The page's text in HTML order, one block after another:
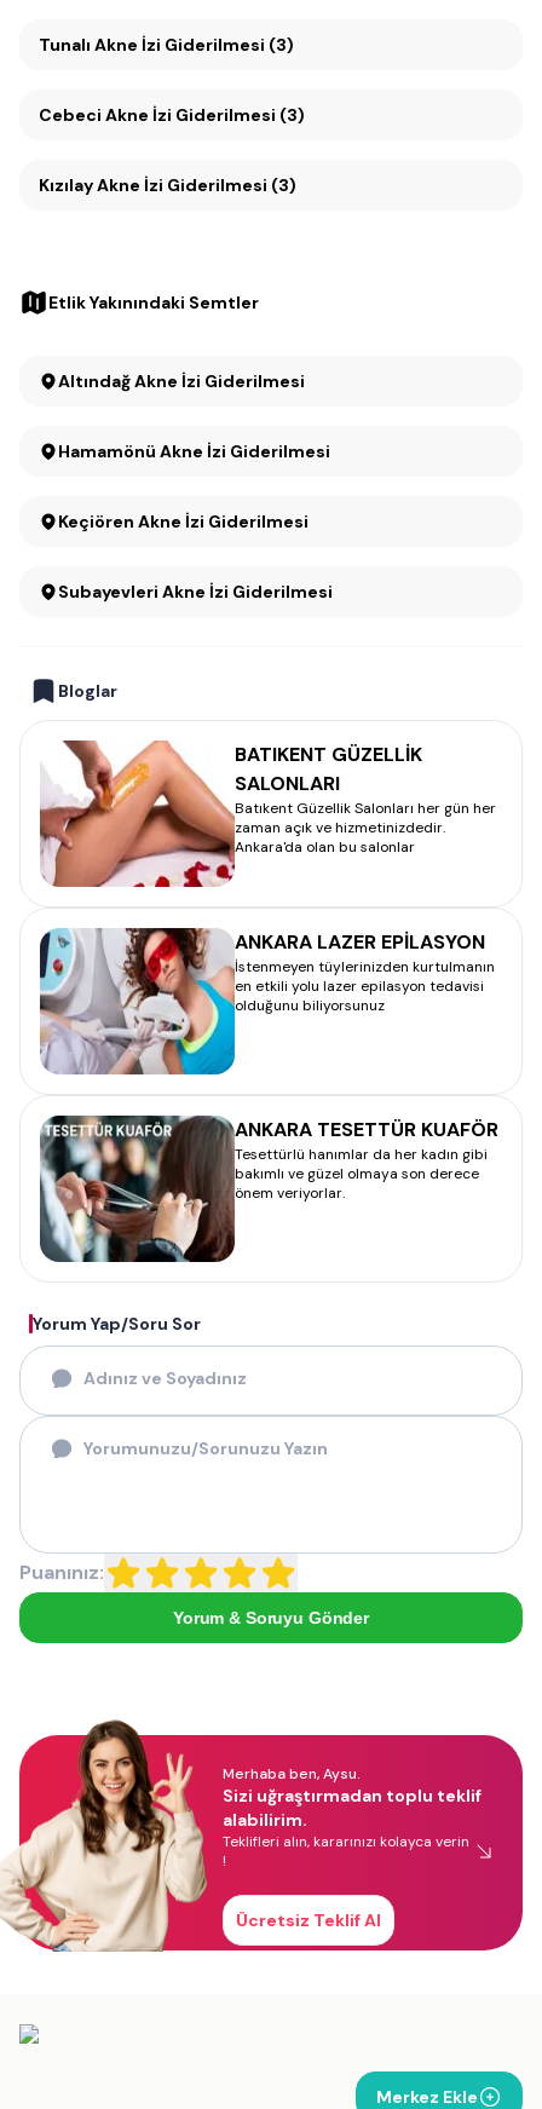
Tunalı Akne İzi Giderilmesi (3)
Cebeci Akne İzi Giderilmesi (3)
Kızılay Akne İzi Giderilmesi (3)
Etlik Yakınındaki Semtler
Altındağ Akne İzi Giderilmesi
Hamamönü Akne İzi Giderilmesi
Keçiören Akne İzi Giderilmesi
Subayevleri Akne İzi Giderilmesi
Bloglar
BATIKENT GÜZELLİK
SALONLARI
Batıkent Güzellik Salonları her gün her
zaman açık ve hizmetinizdedir.
Ankara'da olan bu salonlar
ANKARA LAZER EPİLASYON
İstenmeyen tüylerinizden kurtulmanın
en etkili yolu lazer epilasyon tedavisi
olduğunu biliyorsunuz
ANKARA TESETTÜR KUAFÖR
Tesettürlü hanımlar da her kadın gibi
bakımlı ve güzel olmaya son derece
önem veriyorlar.
Yorum Yap/Soru Sor
Puanınız:
Yorum & Soruyu Gönder
Merhaba ben, Aysu.
Sizi uğraştırmadan toplu teklif
alabilirim.
Teklifleri alın, kararınızı kolayca verin
!
Ücretsiz Teklif Al
Merkez Ekle